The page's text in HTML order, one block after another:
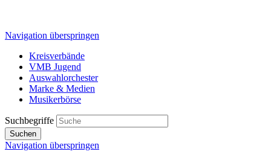
Navigation überspringen
Kreisverbände
VMB Jugend
Auswahlorchester
Marke & Medien
Musikerbörse
Suchbegriffe
Suchen
Navigation überspringen